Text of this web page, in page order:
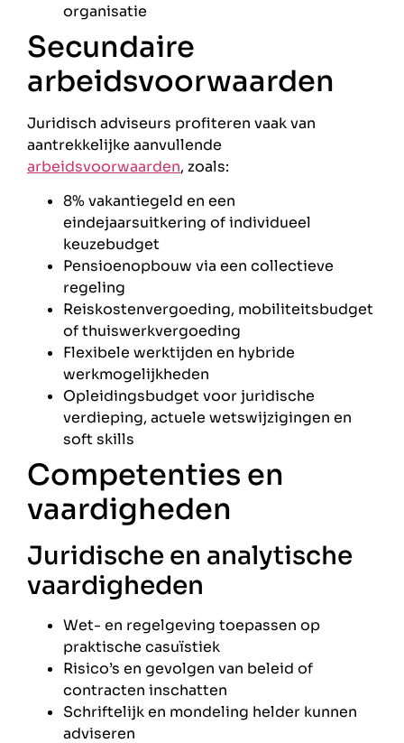
organisatie
Secundaire
arbeidsvoorwaarden
Juridisch adviseurs profiteren vaak van
aantrekkelijke aanvullende
arbeidsvoorwaarden, zoals:
8% vakantiegeld en een
eindejaarsuitkering of individueel
keuzebudget
Pensioenopbouw via een collectieve
regeling
Reiskostenvergoeding, mobiliteitsbudget
of thuiswerkvergoeding
Flexibele werktijden en hybride
werkmogelijkheden
Opleidingsbudget voor juridische
verdieping, actuele wetswijzigingen en
soft skills
Competenties en
vaardigheden
Juridische en analytische
vaardigheden
Wet- en regelgeving toepassen op
praktische casuïstiek
Risico’s en gevolgen van beleid of
contracten inschatten
Schriftelijk en mondeling helder kunnen
adviseren